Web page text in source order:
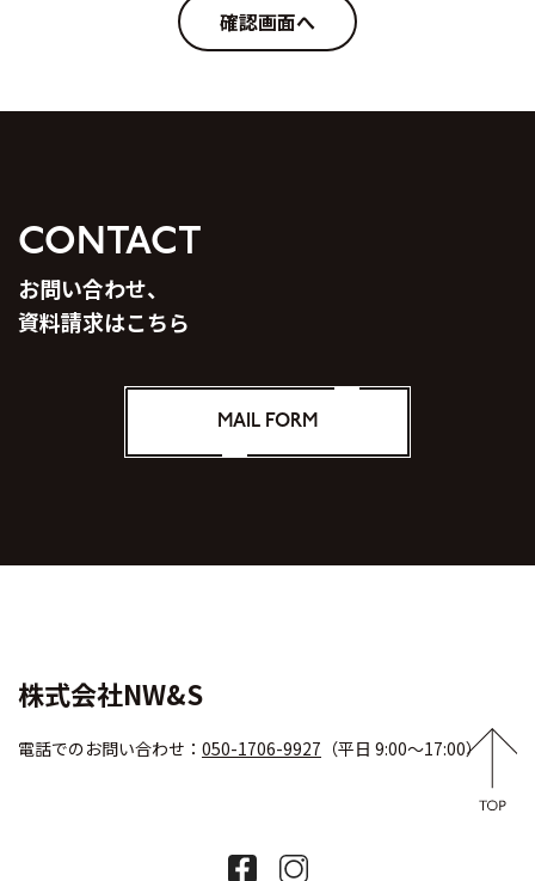
CONTACT
お問い合わせ、
資料請求はこちら
MAIL FORM
株式会社NW&S
電話でのお問い合わせ： 050-1706-9927 （平日 9:00～17:00）